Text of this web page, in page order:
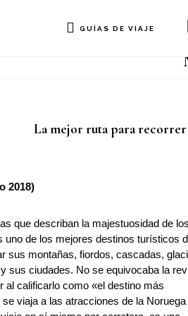
GUÍAS DE VIAJE
La mejor ruta para recorrer
2018)
que describan la majestuosidad de
uno de los mejores destinos turísticos
sus montañas, fiordos, cascadas,
sus ciudades. No se equivocaba la
al calificarlo como «el destino más
viaja a las atracciones de la Noruega